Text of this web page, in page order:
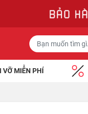
VỠ MIỄN PHÍ